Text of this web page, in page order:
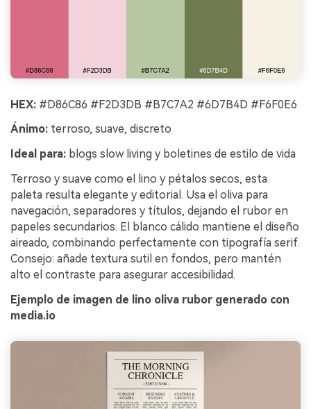
HEX: #D86C86 #F2D3DB #B7C7A2 #6D7B4D #F6F0E6
Ánimo: terroso, suave, discreto
Ideal para: blogs slow living y boletines de estilo de vida
Terroso y suave como el lino y pétalos secos, esta
paleta resulta elegante y editorial. Usa el oliva para
navegación, separadores y títulos, dejando el rubor en
papeles secundarios. El blanco cálido mantiene el diseño
aireado, combinando perfectamente con tipografía serif.
Consejo: añade textura sutil en fondos, pero mantén
alto el contraste para asegurar accesibilidad.
Ejemplo de imagen de lino oliva rubor generado con
media.io